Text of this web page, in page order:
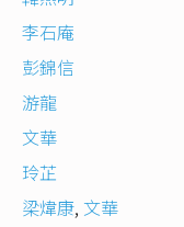
李石庵
彭錦信
游龍
文華
玲芷
梁煒康, 文華